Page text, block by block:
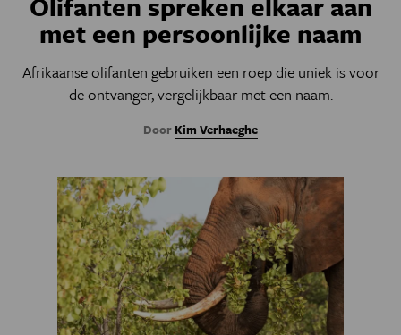
met een persoonlijke naam
Afrikaanse olifanten gebruiken een roep die uniek is voor
de ontvanger, vergelijkbaar met een naam.
Door Kim Verhaeghe